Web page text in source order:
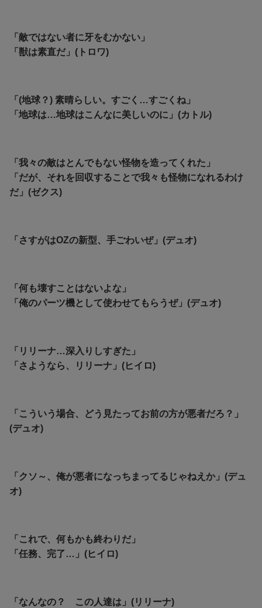
「敵ではない者に牙をむかない」
「獣は素直だ」(トロワ)
「(地球？) 素晴らしい。すごく…すごくね」
「地球は…地球はこんなに美しいのに」(カトル)
「我々の敵はとんでもない怪物を造ってくれた」
「だが、それを回収することで我々も怪物になれるわけ
だ」(ゼクス)
「さすがはOZの新型、手ごわいぜ」(デュオ)
「何も壊すことはないよな」
「俺のパーツ機として使わせてもらうぜ」(デュオ)
「リリーナ…深入りしすぎた」
「さようなら、リリーナ」(ヒイロ)
「こういう場合、どう見たってお前の方が悪者だろ？」
(デュオ)
「クソ～、俺が悪者になっちまってるじゃねえか」(デュ
オ)
「これで、何もかも終わりだ」
「任務、完了…」(ヒイロ)
「なんなの？ この人達は」(リリーナ)